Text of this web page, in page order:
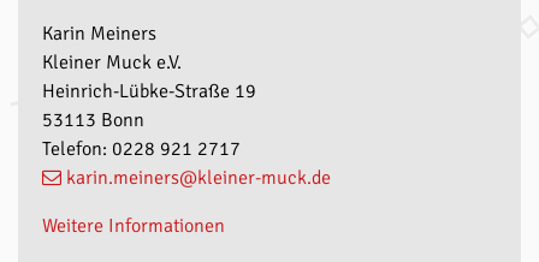
Karin Meiners
Kleiner Muck e.V.
Heinrich-Lübke-Straße 19
53113 Bonn
Telefon: 0228 921 2717
karin.meiners@kleiner-muck.de
Weitere Informationen